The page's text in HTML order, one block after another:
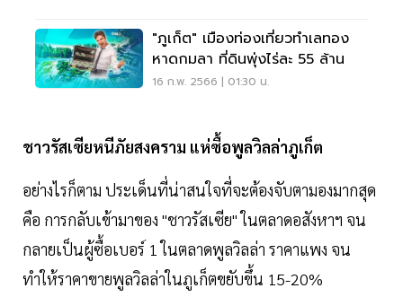
"ภูเก็ต" เมืองท่องเที่ยวทำเลทอง
หาดกมลา ที่ดินพุ่งไร่ละ 55 ล้าน
16 ก.พ. 2566 | 01:30 น.
ชาวรัสเซียหนีภัยสงคราม แห่ซื้อพูลวิลล่าภูเก็ต
อย่างไรก็ตาม ประเด็นที่น่าสนใจที่จะต้องจับตามองมากสุด
คือ การกลับเข้ามาของ "ชาวรัสเซีย" ในตลาดอสังหาฯ จน
กลายเป็นผู้ซื้อเบอร์ 1 ในตลาดพูลวิลล่า ราคาแพง จน
ทำให้ราคาขายพูลวิลล่าในภูเก็ตขยับขึ้น 15-20%